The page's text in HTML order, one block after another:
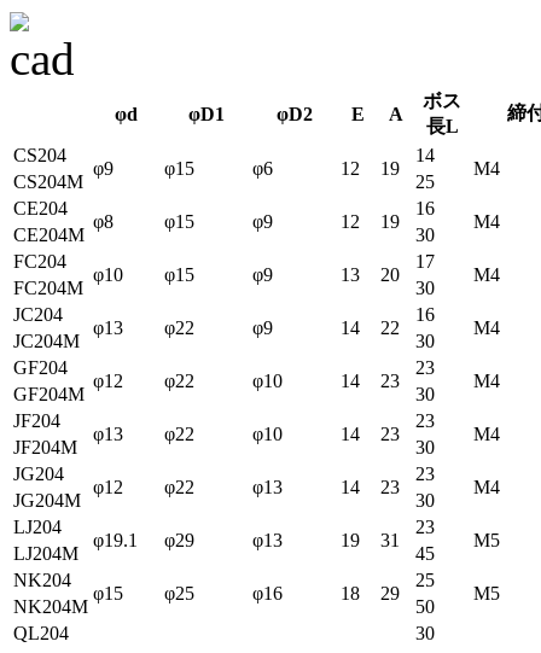
φd φD1 φD2 E A
ボス
長L
締
CS204
φ9 φ15 φ6 12 19
14
M4
CS204M
25
CE204
φ8 φ15 φ9 12 19
16
M4
CE204M
30
FC204
φ10 φ15 φ9 13 20
17
M4
FC204M
30
JC204
φ13 φ22 φ9 14 22
16
M4
JC204M
30
GF204
φ12 φ22 φ10 14 23
23
M4
GF204M
30
JF204
φ13 φ22 φ10 14 23
23
M4
JF204M
30
JG204
φ12 φ22 φ13 14 23
23
M4
JG204M
30
LJ204
φ19.1 φ29 φ13 19 31
23
M5
LJ204M
45
NK204
φ15 φ25 φ16 18 29
25
M5
NK204M
50
QL204
30